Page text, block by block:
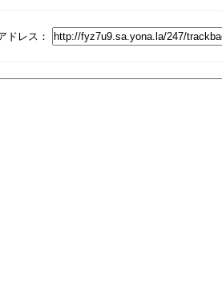
ドレス：